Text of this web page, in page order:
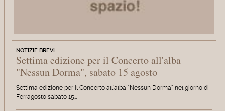
NOTIZIE BREVI
Settima edizione per il Concerto all'alba
"Nessun Dorma", sabato 15 agosto
Settima edizione per il Concerto all'alba "Nessun Dorma" nel giorno di
Ferragosto sabato 15…